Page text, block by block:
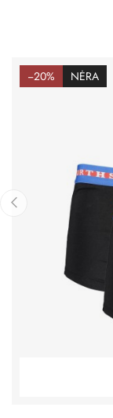
−20% NĖRA